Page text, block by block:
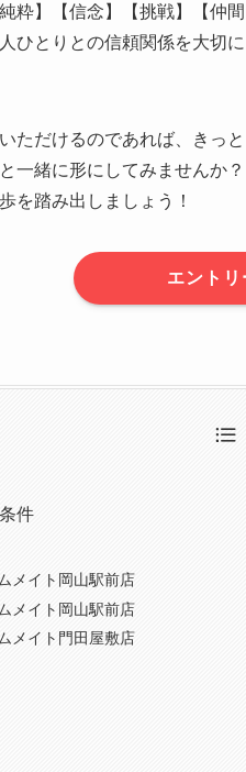
粋】【信念】【挑戦】【仲
ひとりとの信頼関係を大切
ただけるのであれば、きっ
一緒に形にしてみませんか？
を踏み出しましょう！
エントリ
件
メイト岡山駅前店
メイト岡山駅前店
メイト門田屋敷店